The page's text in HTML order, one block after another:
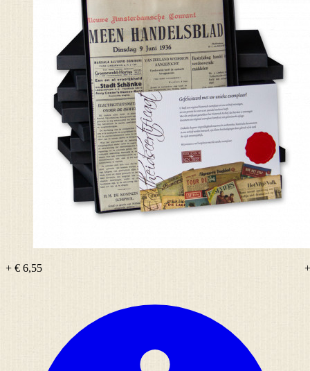
+ € 6,55